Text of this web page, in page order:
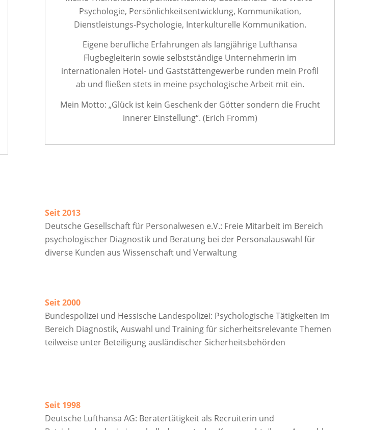
Psychologie, Persönlichkeitsentwicklung, Kommunikation,
Dienstleistungs-Psychologie, Interkulturelle Kommunikation.
Eigene berufliche Erfahrungen als langjährige Lufthansa
Flugbegleiterin sowie selbstständige Unternehmerin im
internationalen Hotel- und Gaststättengewerbe runden mein Profil
ab und fließen stets in meine psychologische Arbeit mit ein.
Mein Motto: „Glück ist kein Geschenk der Götter sondern die Frucht
innerer Einstellung“. (Erich Fromm)
Seit 2013
Deutsche Gesellschaft für Personalwesen e.V.: Freie Mitarbeit im Bereich
psychologischer Diagnostik und Beratung bei der Personalauswahl für
diverse Kunden aus Wissenschaft und Verwaltung
Seit 2000
Bundespolizei und Hessische Landespolizei: Psychologische Tätigkeiten im
Bereich Diagnostik, Auswahl und Training für sicherheitsrelevante Themen
teilweise unter Beteiligung ausländischer Sicherheitsbehörden
Seit 1998
Deutsche LufthansaAG: Beratertätigkeit als Recruiterin und